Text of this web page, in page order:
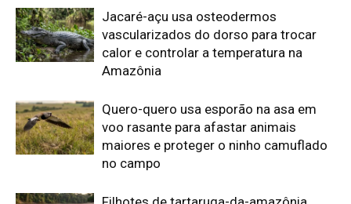
Edição atual da Revista
Amazônia
ÚLTIMA EDIÇÃO